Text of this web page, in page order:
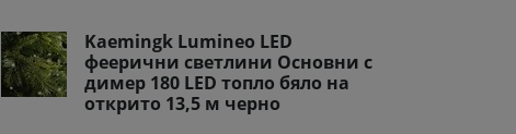
Kaemingk Lumineo LED
феерични светлини Основни с
димер 180 LED топло бяло на
открито 13,5 м черно